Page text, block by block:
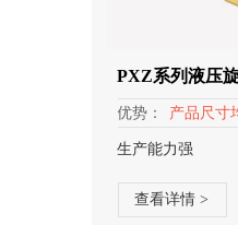
PXZ系列液压
优势： 产品尺寸
生产能力强
查看详情 >